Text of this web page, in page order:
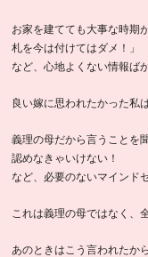
お家を建てても大事な時期
札を今は付けてはダメ！」
など、心地よくない情報ば
良い嫁に思われたかった私
義理の母だから言うことを
認めなきゃいけない！
など、必要のないマインド
これは義理の母ではなく、
あのときはこう言われたか